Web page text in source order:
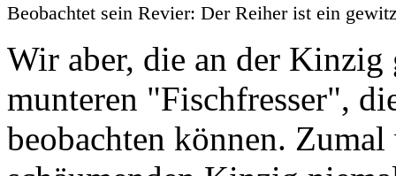
Beobachtet sein Revier: Der Reiher ist ein
Wir aber, die an der Kinzig
munteren "Fischfresser",
beobachten können.